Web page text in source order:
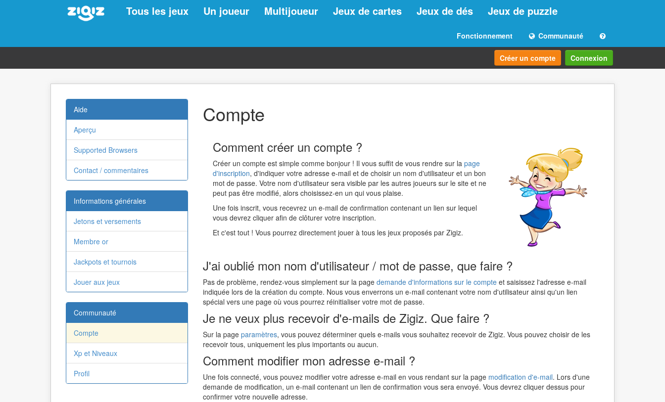
Tous les jeux Un joueur Multijoueur Jeux de cartes Jeux de dés Jeux de puzzle
Fonctionnement Communauté
Créer un compte Connexion
Aide
Aperçu
Supported Browsers
Contact / commentaires
Informations générales
Jetons et versements
Membre or
Jackpots et tournois
Jouer aux jeux
Communauté
Compte
Xp et Niveaux
Profil
Compte
Comment créer un compte ?
Créer un compte est simple comme bonjour ! Il vous suffit de vous rendre sur la page
d'inscription, d'indiquer votre adresse e-mail et de choisir un nom d'utilisateur et un bon
mot de passe. Votre nom d'utilisateur sera visible par les autres joueurs sur le site et ne
peut pas être modifié, alors choisissez-en un qui vous plaise.
Une fois inscrit, vous recevrez un e-mail de confirmation contenant un lien sur lequel
vous devrez cliquer afin de clôturer votre inscription.
Et c'est tout ! Vous pourrez directement jouer à tous les jeux proposés par Zigiz.
J'ai oublié mon nom d'utilisateur / mot de passe, que faire ?
Pas de problème, rendez-vous simplement sur la page demande d'informations sur le compte et saisissez l'adresse e-mail
indiquée lors de la création du compte. Nous vous enverrons un e-mail contenant votre nom d'utilisateur ainsi qu'un lien
spécial vers une page où vous pourrez réinitialiser votre mot de passe.
Je ne veux plus recevoir d'e-mails de Zigiz. Que faire ?
Sur la page paramètres, vous pouvez déterminer quels e-mails vous souhaitez recevoir de Zigiz. Vous pouvez choisir de les
recevoir tous, uniquement les plus importants ou aucun.
Comment modifier mon adresse e-mail ?
Une fois connecté, vous pouvez modifier votre adresse e-mail en vous rendant sur la page modification d'e-mail. Lors d'une
demande de modification, un e-mail contenant un lien de confirmation vous sera envoyé. Vous devrez cliquer dessus pour
confirmer votre nouvelle adresse.